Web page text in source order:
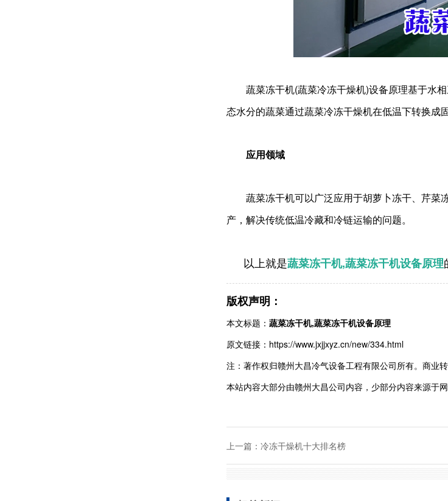
蔬菜冻干机(蔬菜冷冻干燥机)设备原理基于水相
态水分的蔬菜通过蔬菜冷冻干燥机在低温下转换成
应用领域
蔬菜冻干机可以广泛应用于胡萝卜冻干、芹菜
产，解决传统低温冷藏和冷链运输的问题。
以上就是蔬菜冻干机,蔬菜冻干机设备原理
版权声明：
本文标题： 蔬菜冻干机,蔬菜冻干机设备原理
原文链接：https://www.jxjjxyz.cn/new/334.html
注：著作权归赣州大昌冷气设备工程有限公司所有。商业
本站内容大部分由赣州大昌公司内容，少部分内容来源于
上一篇： 冷冻干燥机十大排名榜